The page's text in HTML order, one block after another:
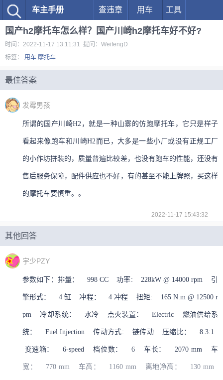
车主手册 查违章 用车 工具
国产h2摩托车怎么样？国产川崎h2摩托车好不好?
时间：2022-11-17 13:11:31 提问：WeifengD
标签： 用车 摩托车
最佳答案
发霉男孩
所谓的国产川崎H2，就是一种山寨的仿跑摩托车，它只是样子
看起来像跑车和川崎H2而已，大多是一些小厂或没有正规工厂
的小作坊拼装的，质量普遍比较差，也没有跑车的性能，还没有
售后服务保障，配件供应也不好，有的甚至不能上牌照，买这样
的摩托车要慎重。。
2022-11-17 15:43:32
其他回答
宇少PZY
参数如下：排量： 998 CC 功率: 228kW @ 14000 rpm 引
擎形式： 4 缸 冲程： 4 冲程 扭矩: 165 N.m @ 12500 r
pm 冷却系统： 水冷 点火装置： Electric 燃油供给系
统： Fuel Injection 传动方式: 链传动 压缩比： 8.3:1
变速箱： 6-speed 档位数： 6 车长： 2070 mm 车
宽： 770 mm 车高： 1160 mm 离地净高： 130 mm